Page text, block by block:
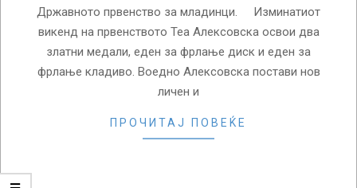
Државното првенство за младинци. Изминатиот
викенд на првенството Теа Алексовска освои два
златни медали, еден за фрлање диск и еден за
фрлање кладиво. Воедно Алексовска постави нов
личен и
ПРОЧИТАЈ ПОВЕЌЕ